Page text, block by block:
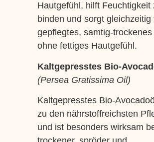
Hautgefühl, hilft Feuchtigkeit
binden und sorgt gleichzeitig
gepflegtes, samtig-trockenes
ohne fettiges Hautgefühl.
Kaltgepresstes Bio-
(Persea Gratissima Oil)
Kaltgepresstes Bio-
zu den nährstoffreichsten
und ist besonders wirksam